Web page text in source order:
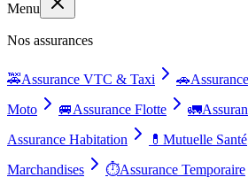
Menu
Nos assurances
🚕Assurance VTC & Taxi 🚗
Moto
🚐Assurance Flotte 🚛
Assurance Habitation
💊 Mutuelle Santé
Marchandises
⏱️Assurance Temporaire